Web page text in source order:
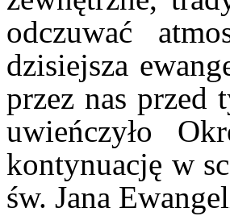
odczuwać
dzisiejsza
przez nas przed
uwieńczyło
kontynuację w
św. Jana